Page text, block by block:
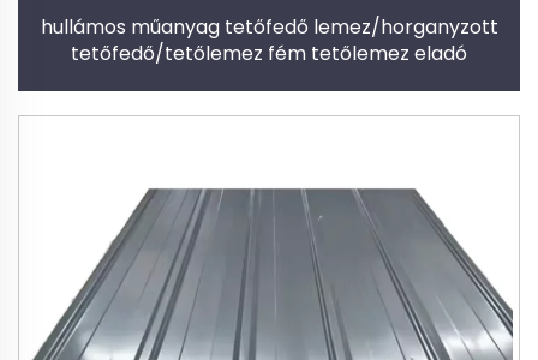
hullámos műanyag tetőfedő lemez/horganyzott
tetőfedő/tetőlemez fém tetőlemez eladó